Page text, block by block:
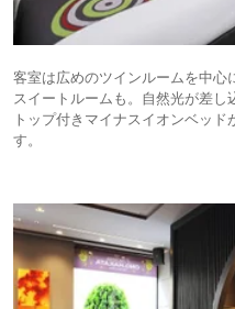
客室は広めのツインルームを中心
スイートルームも。自然光が差
トップ付きマイナスイオンベッ
す。